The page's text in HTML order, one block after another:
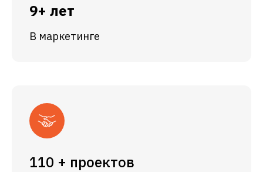
9+ лет
В маркетинге
110 + проектов